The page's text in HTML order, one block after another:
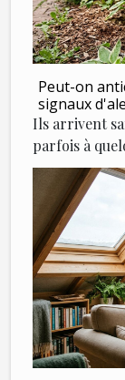
Peut-on
signaux
Ils arrivent
parfois à